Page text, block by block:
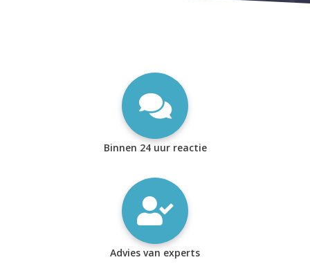
Binnen 24 uur reactie
Advies van experts